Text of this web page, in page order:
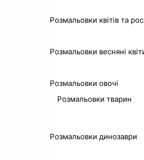
Розмальовки квітів та
Розмальовки весняні
Розмальовки овочі
Розмальовки тварин
Розмальовки динозаври